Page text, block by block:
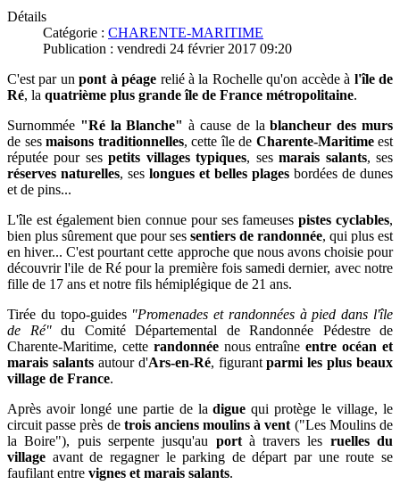
Détails
Catégorie : CHARENTE-MARITIME
Publication : vendredi 24 février 2017 09:20
C'est par unpont à péage relié à la Rochelle qu'on accède à l'île de
Ré, la quatrième plus grande île de France métropolitaine.
Surnommée "Ré la Blanche" à cause de lablancheur des murs
de ses maisons traditionnelles, cette île de Charente-Maritimeest
réputée pour sespetits villages typiques, sesmarais salants, ses
réserves naturelles, ses longues et belles plages bordées de dunes
et de pins...
L'île est également bien connue pour ses fameusespistes cyclables,
bien plus sûrement que pour ses sentiers de randonnée, qui plus est
en hiver... C'est pourtant cette approche que nous avons choisie pour
découvrir l'ile de Ré pour la première fois samedi dernier, avec notre
fille de 17 ans et notre fils hémiplégique de 21 ans.
Tirée du topo-guides "Promenades et randonnées à pied dans l'île
de Ré"du Comité Départemental de Randonnée Pédestre de
Charente-Maritime, cette randonnéenous entraîneentre océan et
marais salants autour d'Ars-en-Ré, figurantparmi les plus beaux
village de France.
Après avoir longé une partie de ladigue qui protège le village, le
circuit passe près de trois anciens moulins à vent ("Les Moulins de
la Boire"), puis serpente jusqu'au portà travers les ruelles du
village avant de regagner le parking de départ par une route se
faufilant entre vignes et marais salants.